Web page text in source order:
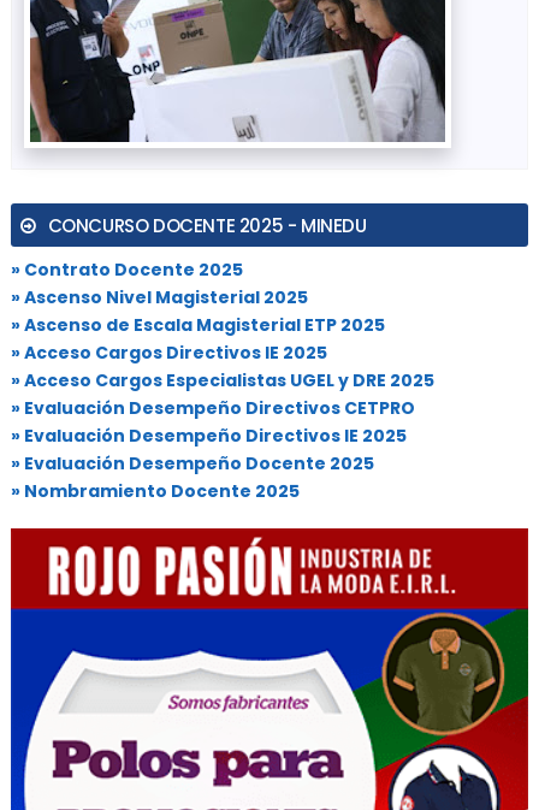
CONCURSO DOCENTE 2025 - MINEDU
» Contrato Docente 2025
» Ascenso Nivel Magisterial 2025
» Ascenso de Escala Magisterial ETP 2025
» Acceso Cargos Directivos IE 2025
» Acceso Cargos Especialistas UGEL y DRE 2025
» Evaluación Desempeño Directivos CETPRO
» Evaluación Desempeño Directivos IE 2025
» Evaluación Desempeño Docente 2025
» Nombramiento Docente 2025